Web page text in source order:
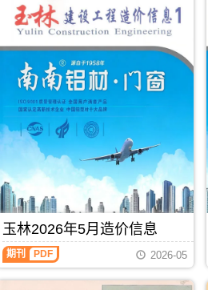
程
析
价
用
于
宾
工
程
施
工
图
预
算
编
信
（崇
工
程
价
信
息）
期
刊，
由
崇
左
市
玉林2026年5月造价信息
期刊 PDF 2026-05